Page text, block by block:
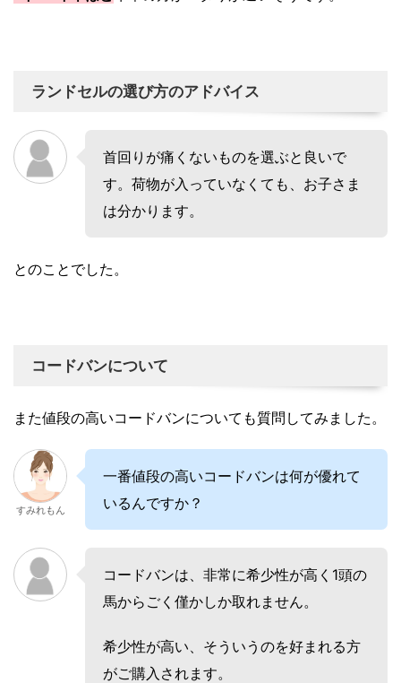
ランドセルの選び方のアドバイス
首回りが痛くないものを選ぶと良いで
す。荷物が入っていなくても、お子さま
は分かります。
とのことでした。
コードバンについて
また値段の高いコードバンについても質問してみました。
すみれもん
一番値段の高いコードバンは何が優れて
いるんですか？
コードバンは、非常に希少性が高く1頭の
馬からごく僅かしか取れません。
希少性が高い、そういうのを好まれる方
がご購入されます。